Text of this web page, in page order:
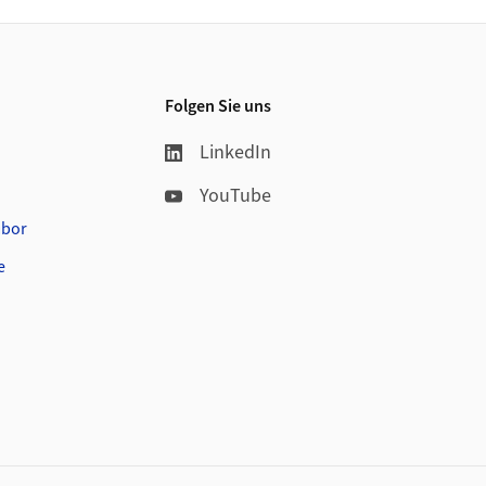
Folgen Sie uns
LinkedIn
YouTube